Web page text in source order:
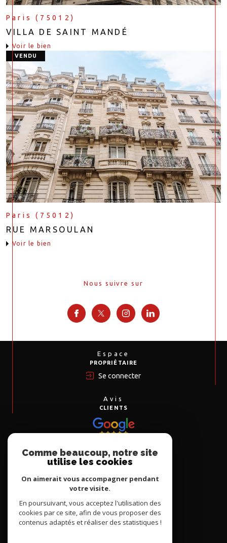
Paris (75012)
VILLA DE SAINT MANDÉ
voir le bien
VENDU
Paris (75012)
RUE MARSOULAN
voir le bien
Nous suivre sur
Espace
PROPRIÉTAIRE
Se connecter
Avis
CLIENTS
Nous
ADHÉRONS
Comme beaucoup, notre site
utilise les cookies
On aimerait vous accompagner pendant
votre visite.
En poursuivant, vous acceptez l'utilisation des
cookies par ce site, afin de vous proposer des
contenus adaptés et réaliser des statistiques !